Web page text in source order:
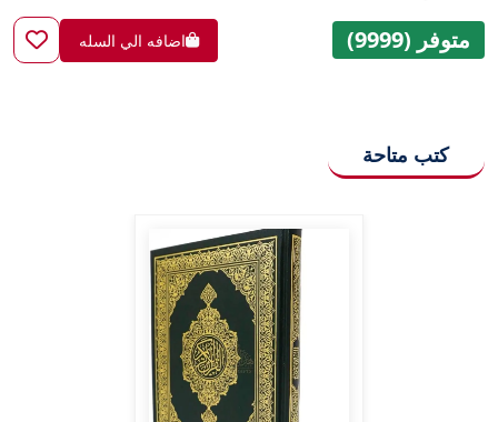
متوفر (9999) اضافه الي السله
كتب متاحة